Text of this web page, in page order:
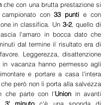
che con una brutta prestazione si
con 33 punti e con
in classifica. Un 3-2, quello di
l'amaro in bocca dato che
Leggerezza, disattenzione
vacanza hanno permesso agli
e portare a casa l'intera
però non li porta alla salvezza
che parte con l'Union in avanti